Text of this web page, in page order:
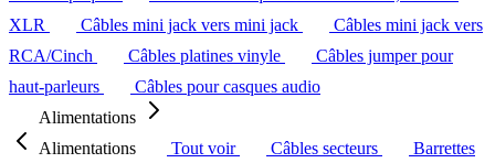
XLR
Câbles mini jack vers mini jack
Câbles mini jack vers
RCA/Cinch
Câbles platines vinyle
Câbles jumper pour
haut-parleurs
Câbles pour casques audio
Alimentations
Alimentations
Tout voir Câbles secteurs
Barrettes